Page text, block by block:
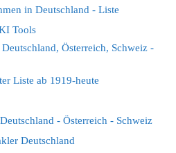
in Deutschland - Liste
Tools
Österreich, Schweiz -
Liste ab 1919-heute
- Österreich - Schweiz
Deutschland